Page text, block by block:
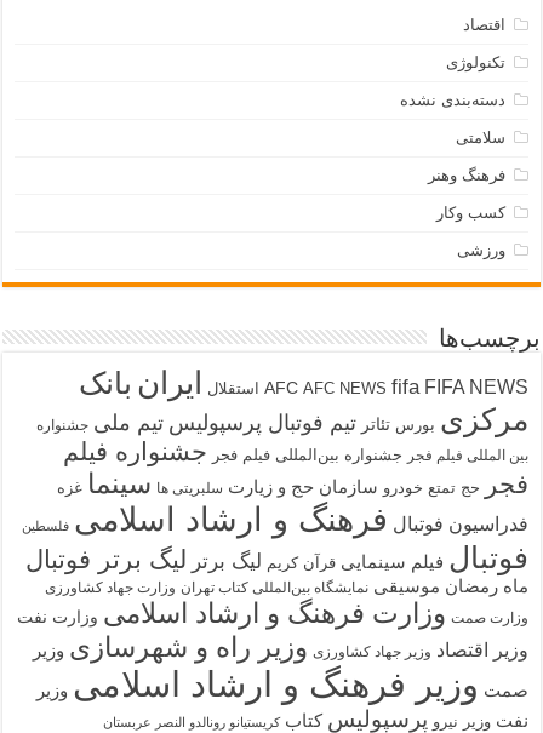
اقتصاد
تکنولوژی
دسته‌بندی نشده
سلامتی
فرهنگ وهنر
کسب وکار
ورزشی
برچسب‌ها
AFC AFC NEWS fifa FIFA NEWS استقلال ایران بانک
مرکزی بورس تئاتر تیم فوتبال پرسپولیس تیم ملی جشنواره
بین المللی فیلم فجر
جشنواره بین‌المللی فیلم فجر جشنواره فیلم
فجر
حج تمتع خودرو سازمان حج و زیارت سلبریتی ها سینما غزه
فدراسیون فوتبال فرهنگ و ارشاد اسلامی فلسطین
فوتبال فیلم سینمایی قرآن کریم لیگ برتر لیگ برتر فوتبال
ماه رمضان موسیقی نمایشگاه بین‌المللی کتاب تهران وزارت جهاد کشاورزی
وزارت صمت وزارت فرهنگ و ارشاد اسلامی وزارت نفت
وزیر اقتصاد وزیر جهاد کشاورزی وزیر راه و شهرسازی وزیر
صمت وزیر فرهنگ و ارشاد اسلامی وزیر
نفت وزیر نیرو پرسپولیس کتاب کریستیانو رونالدو النصر عربستان